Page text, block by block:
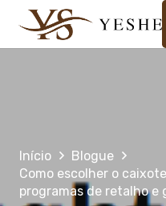
Início
Blogue
Como escolher o
programas de retalho e